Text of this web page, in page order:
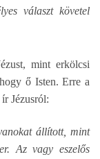
választ követel
mint erkölcsi
ő Isten. Erre a
Jézusról:
állított, mint
Az vagy eszelős